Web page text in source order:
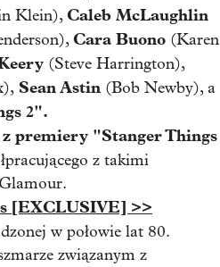
Klein), Caleb McLaughlin
Cara Buono (Karen
(Steve Harrington),
Sean Astin (Bob Newby), a
2".
z premiery "Stanger Things
z takimi
[EXCLUSIVE] >>
w połowie lat 80.
związanym z